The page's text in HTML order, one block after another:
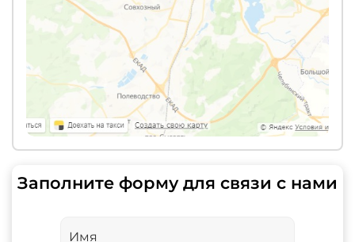
Заполните форму для связи с нами